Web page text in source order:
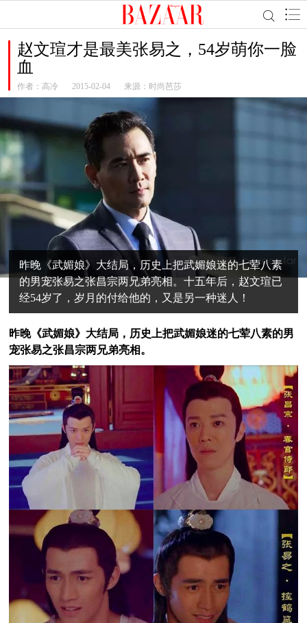
赵文瑄才是最美张易之，54岁萌你一脸
血
作者： 高冷 2015-02-04 来源：时尚芭莎
昨晚《武媚娘》大结局，历史上把武媚娘迷的七荤八素
的男宠张易之张昌宗两兄弟亮相。十五年后，赵文瑄已
经54岁了，岁月的付给他的，又是另一种迷人！
昨晚《武媚娘》大结局，历史上把武媚娘迷的七荤八素的男
宠张易之张昌宗两兄弟亮相。